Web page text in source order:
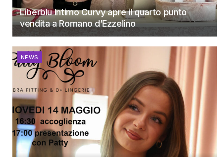
Liberblu Intimo Curvy apre il quarto punto
vendita a Romano d’Ezzelino
NEWS